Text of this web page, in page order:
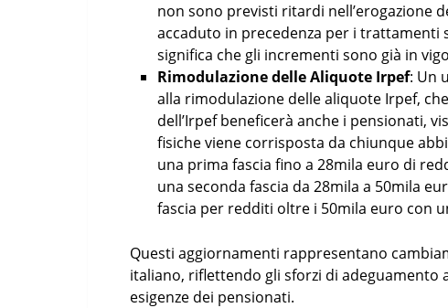
non sono previsti ritardi nell’erogazione
accaduto in precedenza per i trattamenti
significa che gli incrementi sono già in
Rimodulazione delle Aliquote Irpef: Un
alla rimodulazione delle aliquote Irpef,
dell’Irpef beneficerà anche i pensionati,
fisiche viene corrisposta da chiunque
una prima fascia fino a 28mila euro di
una seconda fascia da 28mila a 50mila
fascia per redditi oltre i 50mila euro con
Questi aggiornamenti rappresentano
italiano, riflettendo gli sforzi di adeguamento
esigenze dei pensionati.